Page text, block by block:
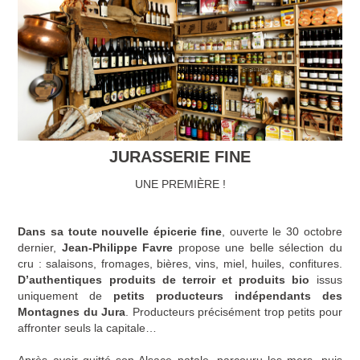
JURASSERIE FINE
UNE PREMIÈRE !
Dans sa toute nouvelle épicerie fine , ouverte le 30 octobre
dernier, Jean-Philippe Favre propose une belle sélection du
cru : salaisons, fromages, bières, vins, miel, huiles, confitures.
D’authentiques produits de terroir et produits bio issus
uniquement de petits producteurs
indépendants des
Montagnes du Jura . Producteurs précisément trop petits pour
affronter seuls la capitale…